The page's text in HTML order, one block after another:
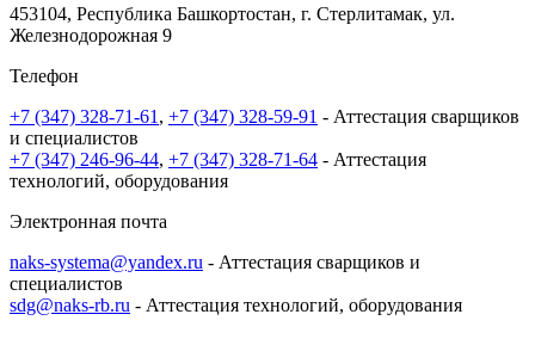
453104, Республика Башкортостан, г. Стерлитамак, ул.
Железнодорожная 9
Телефон
+7 (347) 328-71-61 , +7 (347) 328-59-91 - Аттестация сварщиков
и специалистов
+7 (347) 246-96-44, +7 (347) 328-71-64 - Аттестация
технологий, оборудования
Электронная почта
naks-systema@yandex.ru - Аттестация сварщиков и
специалистов
sdg@naks-rb.ru - Аттестация технологий, оборудования